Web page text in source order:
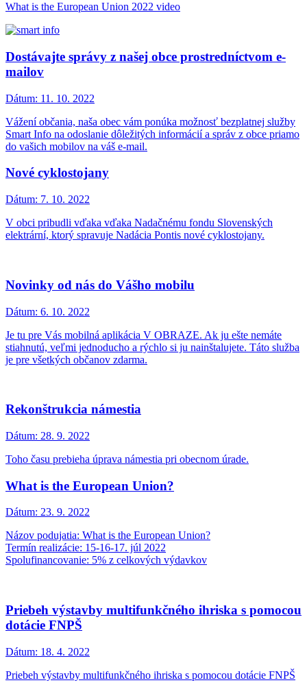
What is the European Union 2022 video
Dostávajte správy z našej obce prostredníctvom e-
mailov
Dátum: 11. 10. 2022
Vážení občania, naša obec vám ponúka možnosť bezplatnej služby
Smart Info na odoslanie dôležitých informácií a správ z obce priamo
do vašich mobilov na váš e-mail.
Nové cyklostojany
Dátum: 7. 10. 2022
V obci pribudli vďaka vďaka Nadačnému fondu Slovenských
elektrární, ktorý spravuje Nadácia Pontis nové cyklostojany.
Novinky od nás do Vášho mobilu
Dátum: 6. 10. 2022
Je tu pre Vás mobilná aplikácia V OBRAZE. Ak ju ešte nemáte
stiahnutú, veľmi jednoducho a rýchlo si ju nainštalujete. Táto služba
je pre všetkých občanov zdarma.
Rekonštrukcia námestia
Dátum: 28. 9. 2022
Toho času prebieha úprava námestia pri obecnom úrade.
What is the European Union?
Dátum: 23. 9. 2022
Názov podujatia: What is the European Union?
Termín realizácie: 15-16-17. júl 2022
Spolufinancovanie: 5% z celkových výdavkov
Priebeh výstavby multifunkčného ihriska s pomocou
dotácie FNPŠ
Dátum: 18. 4. 2022
Priebeh výstavby multifunkčného ihriska s pomocou dotácie FNPŠ